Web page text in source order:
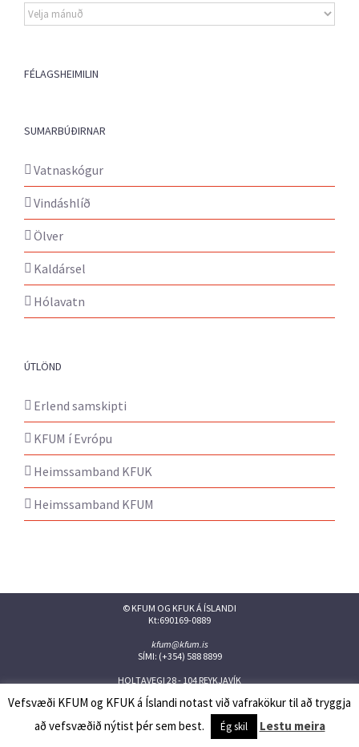
Eldri
fréttir
FÉLAGSHEIMILIN
SUMARBÚÐIRNAR
Vatnaskógur
Vindáshlíð
Ölver
Kaldársel
Hólavatn
ÚTLÖND
Erlend samskipti
KFUM í Evrópu
Heimssamband KFUK
Heimssamband KFUM
© KFUM OG KFUK Á ÍSLANDI
Kt:690169-0889
kfum@kfum.is
SÍMI: (+354) 588 8899
HOLTAVEGI 28 - 104 REYKJAVÍK
Facebook
TwitterInstagram
Flickr YouTube
Issuu
Vefsvæði KFUM og KFUK á Íslandi notast við vafrakökur til að tryggja
að vefsvæðið nýtist þér sem best.
Ég skil Lestu meira